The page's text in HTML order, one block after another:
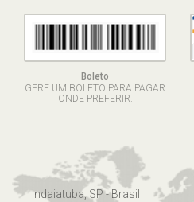
Boleto
GERE UM BOLETO PARA PAGAR
ONDE PREFERIR.
Indaiatuba, SP - Brasil